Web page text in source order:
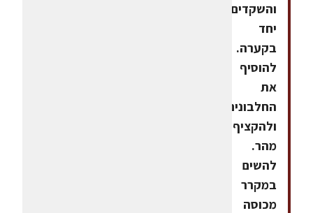
והשקדים
יחד
בקערה.
להוסיף
את
החלבונים
ולהקציף
מהר.
להשים
במקרר
מכוסה